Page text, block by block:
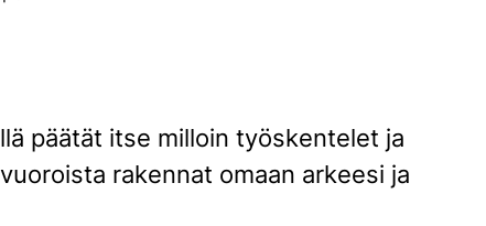
päätät itse milloin työskentelet ja
rakennat omaan arkeesi ja